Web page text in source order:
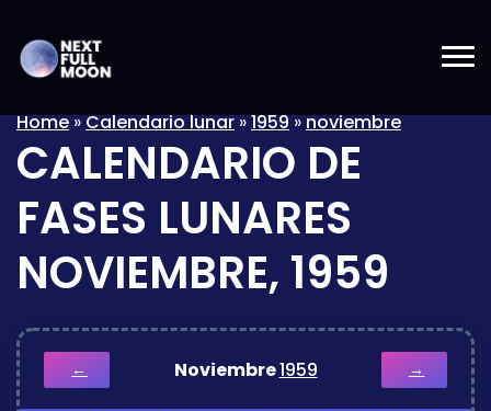
Home»Calendario lunar»1959»noviembre
CALENDARIO DE
FASES LUNARES
NOVIEMBRE, 1959
← Noviembre1959 →